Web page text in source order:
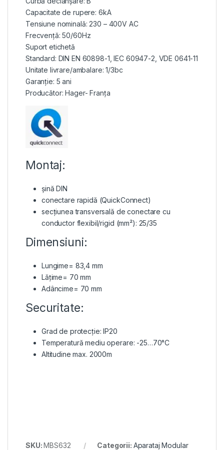
Capacitate de rupere: 6kA
Tensiune nominală: 230 – 400V AC
Frecvență: 50/60Hz
Suport etichetă
Standard: DIN EN 60898-1, IEC 60947-2, VDE 0641-11
Unitate livrare/ambalare: 1/3bc
Garanție: 5 ani
Producător: Hager- Franța
Montaj:
șină DIN
conectare rapidă (QuickConnect)
secțiunea transversală de conectare cu
conductor flexibil/rigid (mm²): 25/35
Dimensiuni:
Lungime= 83,4 mm
Lățime= 70 mm
Adâncime= 70 mm
Securitate:
Grad de protecție: IP20
Temperatură mediu operare: -25…70°C
Altitudine max. 2000m
SKU:MBS632 Categorii: Aparataj Modular